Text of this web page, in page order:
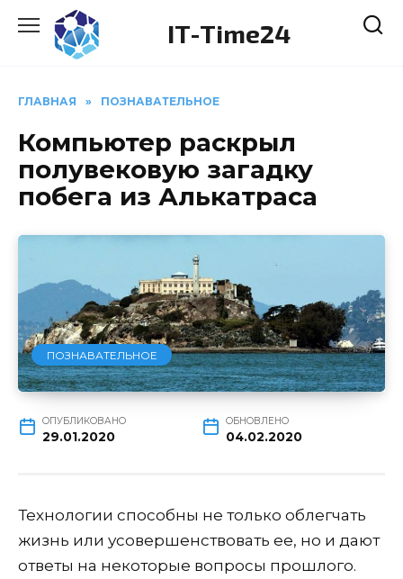
Перейти
содержанию
IT-Time24
ГЛАВНАЯ » ПОЗНАВАТЕЛЬНОЕ
Компьютер раскрыл
полувековую загадку
побега из Алькатраса
ПОЗНАВАТЕЛЬНОЕ
ОПУБЛИКОВАНО
29.01.2020
ОБНОВЛЕНО
04.02.2020
Технологии способны не только облегчать
жизнь или усовершенствовать ее, но и дают
ответы на некоторые вопросы прошлого.